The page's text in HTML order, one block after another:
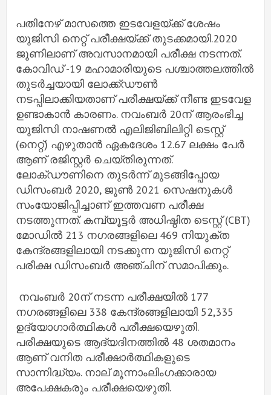
പതിനേഴ് മാസത്തെ ഇടവേളയ്ക്ക് ശേഷം
യുജിസി നെറ്റ് പരീക്ഷയ്ക്ക് തുടക്കമായി.2020
ജൂണിലാണ് അവസാനമായി പരീക്ഷ നടന്നത്.
കോവിഡ് -19 മഹാമാരിയുടെ പശ്ചാത്തലത്തില്‍
തുടര്‍ച്ചയായി ലോക്ക്ഡൗണ്‍
നടപ്പിലാക്കിയതാണ് പരീക്ഷയ്ക്ക് നീണ്ട ഇടവേള
ഉണ്ടാകാന്‍ കാരണം. നവംബര്‍ 20ന് ആരംഭിച്ച
യുജിസി നാഷണല്‍ എലിജിബിലിറ്റി ടെസ്റ്റ്
(നെറ്റ്) എഴുതാന്‍ ഏകദേശം 12.67 ലക്ഷം പേര്‍
ആണ് രജിസ്റ്റര്‍ ചെയ്തിരുന്നത്.
ലോക്ഡൗണിനെ തുടര്‍ന്ന് മുടങ്ങിപ്പോയ
ഡിസംബര്‍ 2020, ജൂണ്‍ 2021 സെഷനുകള്‍
സംയോജിപ്പിച്ചാണ് ഇത്തവണ പരീക്ഷ
നടത്തുന്നത്. കമ്പ്യൂട്ടര്‍ അധിഷ്ഠിത ടെസ്റ്റ് (CBT)
മോഡില്‍ 213 നഗരങ്ങളിലെ 469 നിയുക്ത
കേന്ദ്രങ്ങളിലായി നടക്കുന്ന യുജിസി നെറ്റ്
പരീക്ഷ ഡിസംബര്‍ അഞ്ചിന് സമാപിക്കും.
നവംബര്‍ 20ന് നടന്ന പരീക്ഷയില്‍ 177
നഗരങ്ങളിലെ 338 കേന്ദ്രങ്ങളിലായി 52,335
ഉദ്യോഗാര്‍ത്ഥികള്‍ പരീക്ഷയെഴുതി.
പരീക്ഷയുടെ ആദ്യദിനത്തില്‍ 48 ശതമാനം
ആണ് വനിത പരീക്ഷാര്‍ത്ഥികളുടെ
സാന്നിദ്ധ്യം. നാല് മൂന്നാംലിംഗക്കാരായ
അപേക്ഷകരും പരീക്ഷയെഴുതി.